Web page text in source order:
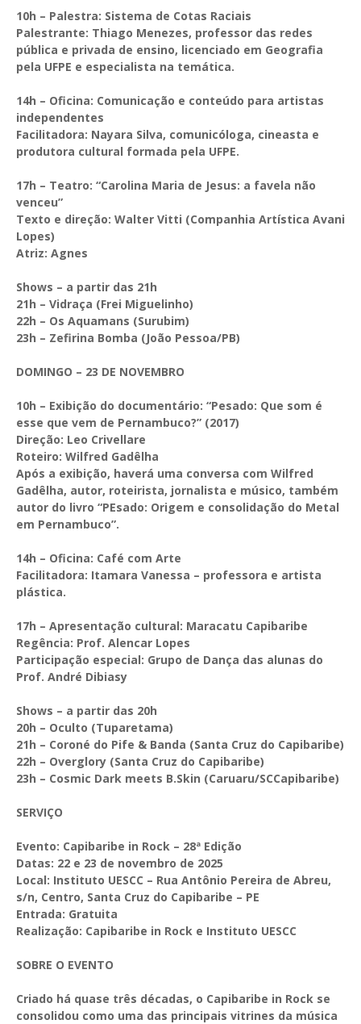
10h – Palestra: Sistema de Cotas Raciais
Palestrante: Thiago Menezes, professor das redes
pública e privada de ensino, licenciado em Geografia
pela UFPE e especialista na temática.
14h – Oficina: Comunicação e conteúdo para artistas
independentes
Facilitadora: Nayara Silva, comunicóloga, cineasta e
produtora cultural formada pela UFPE.
17h – Teatro: “Carolina Maria de Jesus: a favela não
venceu”
Texto e direção: Walter Vitti (Companhia Artística Avani
Lopes)
Atriz: Agnes
Shows – a partir das 21h
21h – Vidraça (Frei Miguelinho)
22h – Os Aquamans (Surubim)
23h – Zefirina Bomba (João Pessoa/PB)
DOMINGO – 23 DE NOVEMBRO
10h – Exibição do documentário: “Pesado: Que som é
esse que vem de Pernambuco?” (2017)
Direção: Leo Crivellare
Roteiro: Wilfred Gadêlha
Após a exibição, haverá uma conversa com Wilfred
Gadêlha, autor, roteirista, jornalista e músico, também
autor do livro “PEsado: Origem e consolidação do Metal
em Pernambuco”.
14h – Oficina: Café com Arte
Facilitadora: Itamara Vanessa – professora e artista
plástica.
17h – Apresentação cultural: Maracatu Capibaribe
Regência: Prof. Alencar Lopes
Participação especial: Grupo de Dança das alunas do
Prof. André Dibiasy
Shows – a partir das 20h
20h – Oculto (Tuparetama)
21h – Coroné do Pife & Banda (Santa Cruz do Capibaribe)
22h – Overglory (Santa Cruz do Capibaribe)
23h – Cosmic Dark meets B.Skin (Caruaru/SCCapibaribe)
SERVIÇO
Evento: Capibaribe in Rock – 28ª Edição
Datas: 22 e 23 de novembro de 2025
Local: Instituto UESCC – Rua Antônio Pereira de Abreu,
s/n, Centro, Santa Cruz do Capibaribe – PE
Entrada: Gratuita
Realização: Capibaribe in Rock e Instituto UESCC
SOBRE O EVENTO
Criado há quase três décadas, o Capibaribe in Rock se
consolidou como uma das principais vitrines da música